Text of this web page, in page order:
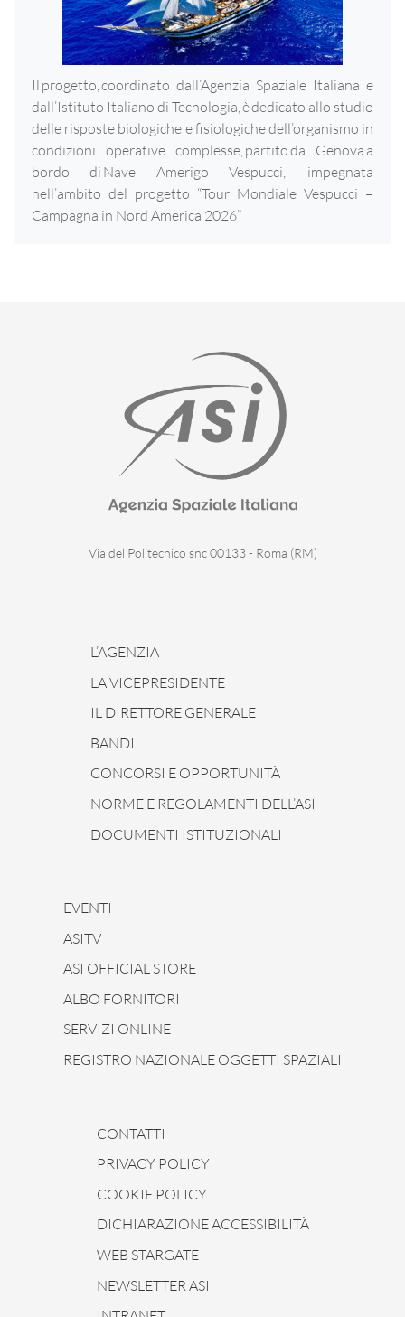
Il progetto, coordinato dall’Agenzia Spaziale Italiana e
dall’Istituto Italiano di Tecnologia, è dedicato allo studio
delle risposte biologiche e fisiologiche dell’organismo in
condizioni operative complesse, partito da Genova a
bordo di Nave Amerigo Vespucci, impegnata
nell’ambito del progetto “Tour Mondiale Vespucci –
Campagna in Nord America 2026”
Via del Politecnico snc 00133 - Roma (RM)
L’AGENZIA
LA VICEPRESIDENTE
IL DIRETTORE GENERALE
BANDI
CONCORSI E OPPORTUNITÀ
NORME E REGOLAMENTI DELL’ASI
DOCUMENTI ISTITUZIONALI
EVENTI
ASITV
ASI OFFICIAL STORE
ALBO FORNITORI
SERVIZI ONLINE
REGISTRO NAZIONALE OGGETTI SPAZIALI
CONTATTI
PRIVACY POLICY
COOKIE POLICY
DICHIARAZIONE ACCESSIBILITÀ
WEB STARGATE
NEWSLETTER ASI